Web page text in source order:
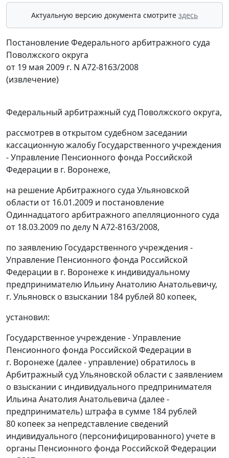
Актуальную версию документа смотрите здесь
Постановление Федерального арбитражного суда
Поволжского округа
от 19 мая 2009 г. N А72-8163/2008
(извлечение)
Федеральный арбитражный суд Поволжского округа,
рассмотрев в открытом судебном заседании
кассационную жалобу Государственного учреждения
- Управление Пенсионного фонда Российской
Федерации в г. Воронеже,
на решение Арбитражного суда Ульяновской
области от 16.01.2009 и постановление
Одиннадцатого арбитражного апелляционного суда
от 18.03.2009 по делу N А72-8163/2008,
по заявлению Государственного учреждения -
Управление Пенсионного фонда Российской
Федерации в г. Воронеже к индивидуальному
предпринимателю Ильину Анатолию Анатольевичу,
г. Ульяновск о взыскании 184 рублей 80 копеек,
установил:
Государственное учреждение - Управление
Пенсионного фонда Российской Федерации в
г. Воронеже (далее - управление) обратилось в
Арбитражный суд Ульяновской области с заявлением
о взыскании с индивидуального предпринимателя
Ильина Анатолия Анатольевича (далее -
предприниматель) штрафа в сумме 184 рублей
80 копеек за непредставление сведений
индивидуального (персонифицированного) учете в
органы Пенсионного фонда Российской Федерации